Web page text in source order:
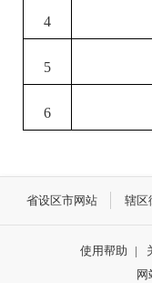
4
5
6
省设区市网站 辖区
使用帮助 |
网